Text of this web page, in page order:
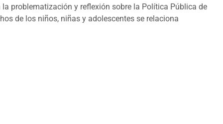
problematización y reflexión sobre la Política Pública de
de los niños, niñas y adolescentes se relaciona